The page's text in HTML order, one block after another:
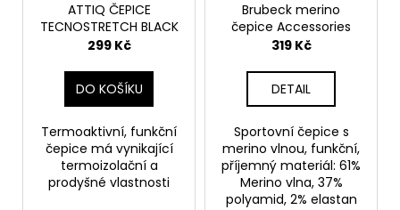
ATTIQ ČEPICE
TECNOSTRETCH BLACK
299 Kč
DO KOŠÍKU
Termoaktivní, funkční
čepice má vynikající
termoizolační a
prodyšné vlastnosti
Brubeck merino
čepice Accessories
319 Kč
DETAIL
Sportovní čepice s
merino vlnou, funkční,
příjemný materiál: 61%
Merino vlna, 37%
polyamid, 2% elastan